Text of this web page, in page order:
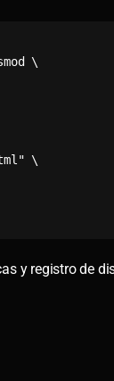
\
y registro de